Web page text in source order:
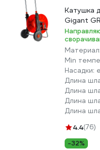
Катушка
Gigant
Материал:
Min
Насадки:
Длина
Длина
Длина
Длина
4.4(76)
-32%